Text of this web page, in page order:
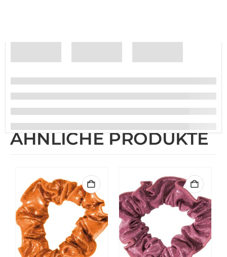
ÄHNLICHE PRODUKTE